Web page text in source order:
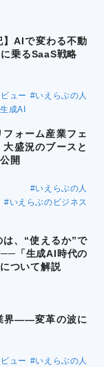
】AIで変わる不動
乗るSaaS戦略
ュー #いえらぶの人
成AI
ォーム産業フェ
盛況のブースと
開
#いえらぶの人
#いえらぶのビジネス
、“使えるか”で
「生成AI時代の
ついて解説
界――変革の波に
ュー #いえらぶの人